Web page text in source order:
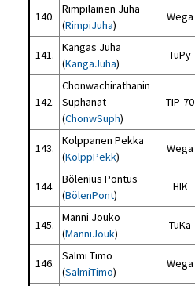
140.
Rimpiläinen Juha
(RimpiJuha)
Wega
141.
Kangas Juha
(KangaJuha)
TuPy
142.
Chonwachirathanin
Suphanat
(ChonwSuph)
TIP-70
143.
Kolppanen Pekka
(KolppPekk)
Wega
144.
Bölenius Pontus
(BölenPont)
HIK
145.
Manni Jouko
(ManniJouk)
TuKa
146.
Salmi Timo
(SalmiTimo)
Wega